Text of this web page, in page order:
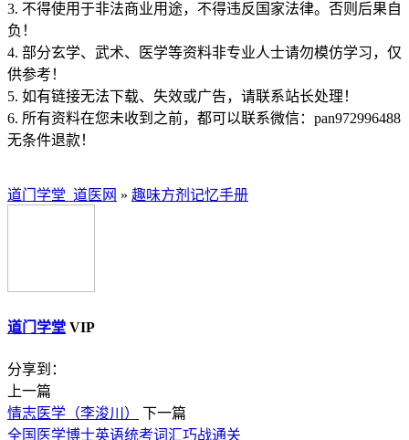
3. 不得使用于非法商业用途，不得违反国家法律。否则后果自
负！
4. 部分玄学、武术、医学等资料非专业人士请勿模仿学习，仅
供参考！
5. 如有链接无法下载、失效或广告，请联系站长处理！
6. 所有资料在您未收到之前，都可以联系微信：pan972996488
无条件退款！
道门学堂_道医网 » 趣味方剂记忆手册
道门学堂 VIP
分享到：
上一篇
情志医学（李浚川）
下一篇
全国医学博士英语统考词汇巧战通关